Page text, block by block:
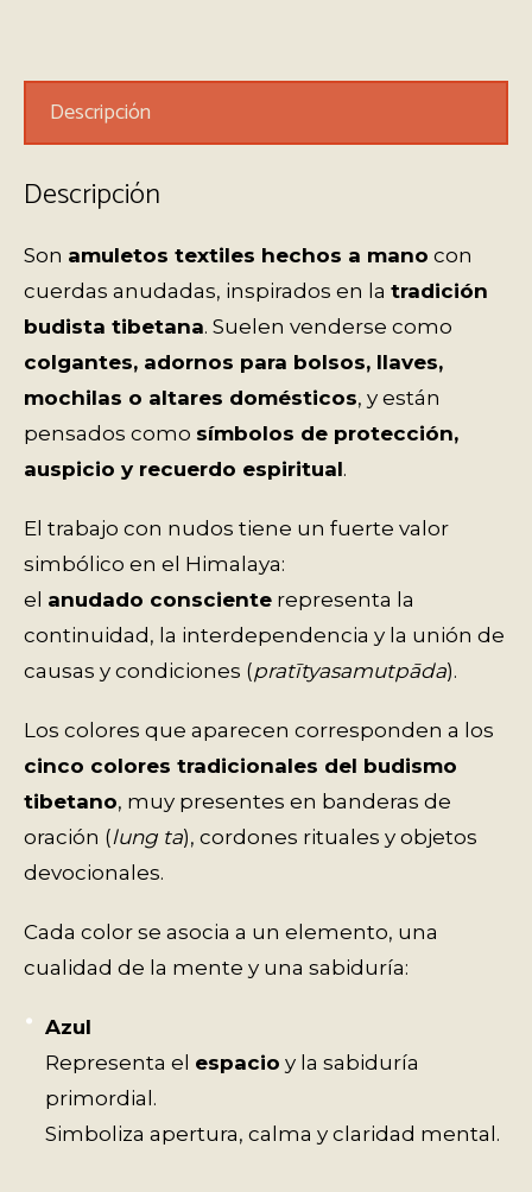
Descripción
Descripción
Son amuletos textiles hechos a mano con
cuerdas anudadas, inspirados en la tradición
budista tibetana. Suelen venderse como
colgantes, adornos para bolsos, llaves,
mochilas o altares domésticos, y están
pensados como símbolos de protección,
auspicio y recuerdo espiritual.
El trabajo con nudos tiene un fuerte valor
simbólico en el Himalaya:
el anudado consciente representa la
continuidad, la interdependencia y la unión de
causas y condiciones (pratītyasamutpāda).
Los colores que aparecen corresponden a los
cinco colores tradicionales del budismo
tibetano, muy presentes en banderas de
oración (lung ta), cordones rituales y objetos
devocionales.
Cada color se asocia a un elemento, una
cualidad de la mente y una sabiduría:
Azul
Representa el espacio y la sabiduría
primordial.
Simboliza apertura, calma y claridad mental.